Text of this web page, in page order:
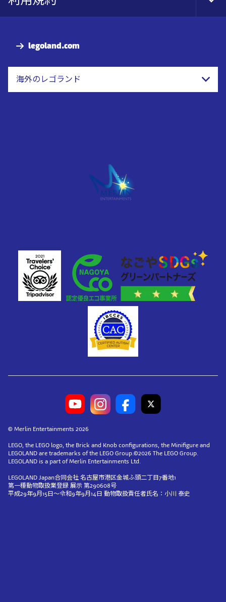
legoland.com
海外のレゴランド
© Merlin Entertainments 2026
LEGO, the LEGO logo, the Brick and Knob configurations, the Minifigure and
LEGOLAND are trademarks of the LEGO Group.©2026 The LEGO Group.
LEGOLAND is a part of Merlin Entertainments Ltd.
LEGOLAND Japan合同会社 名古屋市港区金城ふ頭二丁目7番地1
第一種動物取扱業登録 展示 第290608号
平成29年9月15日～令和9年9月14日 動物取扱責任者氏名：小川 泰史